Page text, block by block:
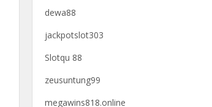
dewa88
jackpotslot303
Slotqu 88
zeusuntung99
megawins818.online